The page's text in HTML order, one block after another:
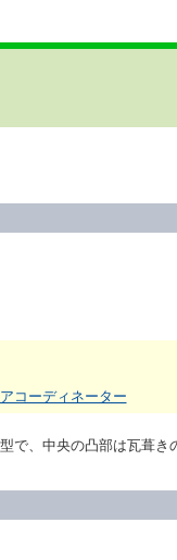
コーディネーター
で、中央の凸部は瓦葺き